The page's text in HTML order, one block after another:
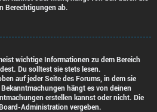
Berechtigungen ab.
wichtige Informationen zu dem Bereich
Du solltest sie stets lesen.
auf jeder Seite des Forums, in dem sie
hängt es von deinen
erstellen kannst oder nicht. Die
Administration vergeben.